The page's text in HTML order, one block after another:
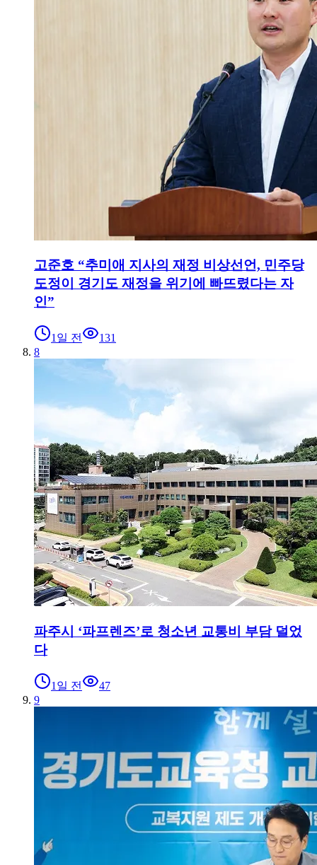
고준호 “추미애 지사의 재정 비상선언, 민주당
도정이 경기도 재정을 위기에 빠뜨렸다는 자
인”
1일 전
131
8
파주시 ‘파프렌즈’로 청소년 교통비 부담 덜었
다
1일 전
47
9